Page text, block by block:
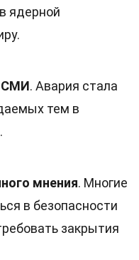
ядерной
СМИ. Авария стала
тем в
мнения. Многие
в безопасности
закрытия